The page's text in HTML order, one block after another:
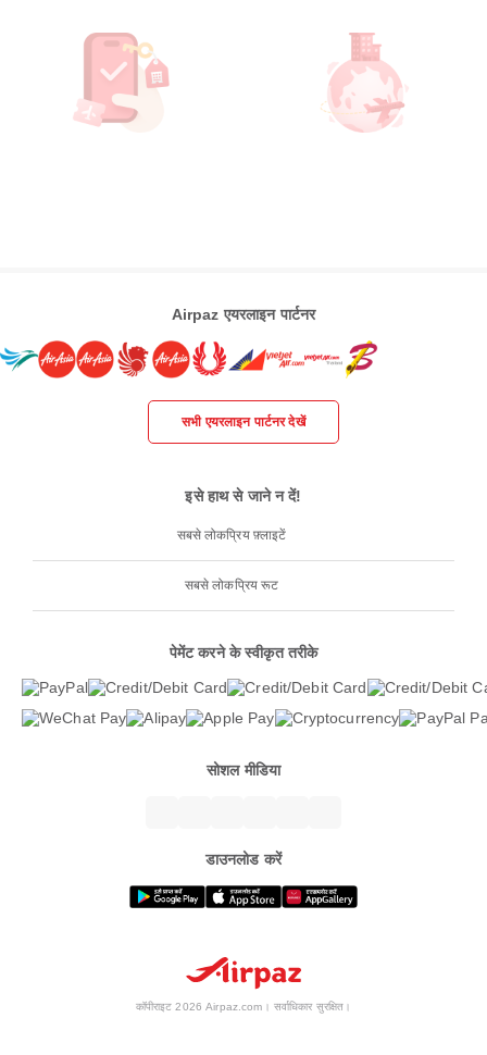
Airpaz एयरलाइन पार्टनर
सभी एयरलाइन पार्टनर देखें
इसे हाथ से जाने न दें!
सबसे लोकप्रिय फ़्लाइटें
सबसे लोकप्रिय रूट
पेमेंट करने के स्वीकृत तरीके
सोशल मीडिया
डाउनलोड करें
कॉपीराइट 2026 Airpaz.com। सर्वाधिकार सुरक्षित।